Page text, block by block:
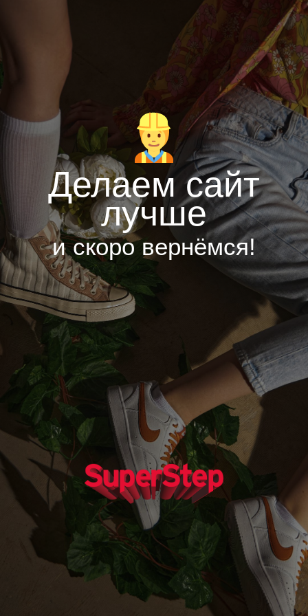
Делаем сайт
лучше
и скоро вернёмся!